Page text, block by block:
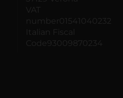
VAT
number01541040232
Italian Fiscal
Code93009870234